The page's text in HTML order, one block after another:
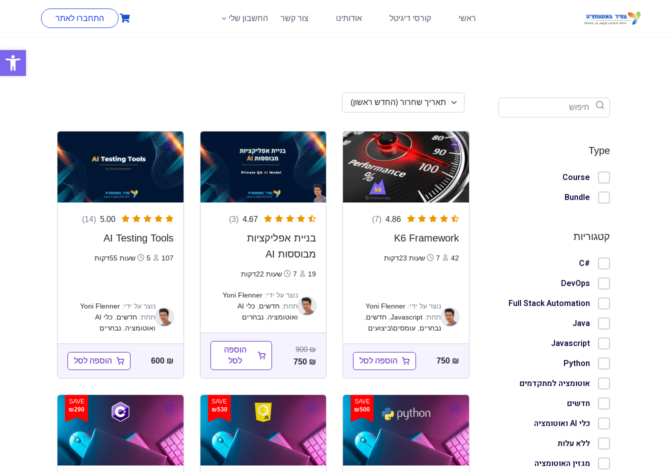
פתח
ראשי קורסי דיגיטל אודותינו צור קשר החשבון שלי התחברו לאתר
Type
Course
Bundle
קטגוריות
#C
DevOps
Full Stack Automation
Java
Javascript
Python
אוטומציה למתקדמים
חדשים
כלי AI ואוטומציה
ללא עלות
מגזין האוטומציה
תאריך שחרור (החדש ראשון)
4.86
(7)
K6 Framework
42 7שעות 23דקות
נוצר על ידי: Yoni Flenner
תחת: Javascript חדשים
נבחרים עומסים\ביצועים
750 ₪ הוספה לסל
4.67
(3)
בניית אפליקציות
מבוססות AI
19 7שעות 22דקות
נוצר על ידי: Yoni Flenner
תחת: חדשים
כלי AI
ואוטומציה נבחרים
900₪
750 ₪
הוספה
לסל
5.00
(14)
AI Testing Tools
107 5שעות 55דקות
נוצר על ידי:Yoni Flenner
תחת: חדשים ,
כלי AI
ואוטומציה ,נבחרים
600 ₪ הוספה לסל
SAVE
₪500
SAVE
₪530
SAVE
₪290